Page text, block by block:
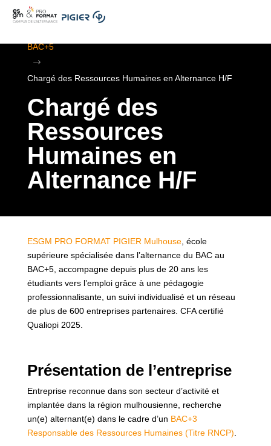
BAC+5
$
Chargé des Ressources Humaines en Alternance H/F
Chargé des
Ressources
Humaines en
Alternance H/F
ESGM PRO FORMAT PIGIER Mulhouse, école
supérieure spécialisée dans l’alternance du BAC au
BAC+5, accompagne depuis plus de 20 ans les
étudiants vers l’emploi grâce à une pédagogie
professionnalisante, un suivi individualisé et un réseau
de plus de 600 entreprises partenaires. CFA certifié
Qualiopi 2025.
Présentation de l’entreprise
Entreprise reconnue dans son secteur d’activité et
implantée dans la région mulhousienne, recherche
un(e) alternant(e) dans le cadre d’un BAC+3
Responsable des Ressources Humaines (Titre RNCP)